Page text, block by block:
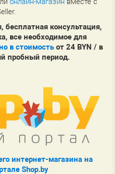
бесплатная консультация,
все необходимое для
в стоимость от 24 BYN / в
пробный период.
интернет-магазина на
Shop.by